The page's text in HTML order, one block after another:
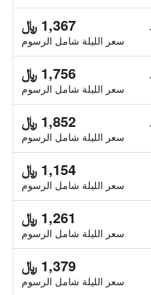
1,367 ﷼
سعر الليلة شامل الرسوم
1,756 ﷼
سعر الليلة شامل الرسوم
1,852 ﷼
سعر الليلة شامل الرسوم
1,154 ﷼
سعر الليلة شامل الرسوم
1,261 ﷼
سعر الليلة شامل الرسوم
1,379 ﷼
سعر الليلة شامل الرسوم